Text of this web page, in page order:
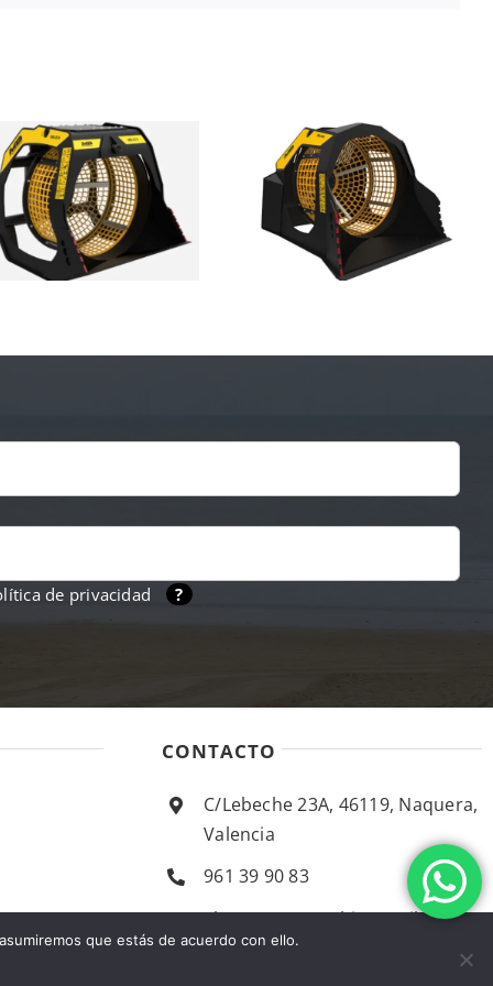
de privacidad ?
CONTACTO
C/Lebeche 23A, 46119, Naquera,
Valencia
961 39 90 83
almacentecomahi@gmail.com
que estás de acuerdo con ello.